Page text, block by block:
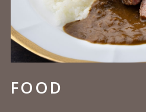
FOOD